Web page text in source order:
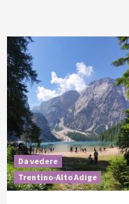
Da vedere
Trentino-Alto Adige